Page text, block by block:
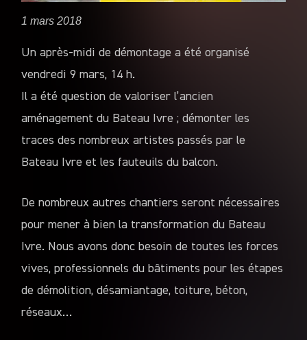
1 mars 2018
Un après-midi de démontage a été organisé
vendredi 9 mars, 14 h.
Il a été question de valoriser l’ancien
aménagement du Bateau Ivre ; démonter les
traces des nombreux artistes passés par le
Bateau Ivre et les fauteuils du balcon.
De nombreux autres chantiers seront nécessaires
pour mener à bien la transformation du Bateau
Ivre. Nous avons donc besoin de toutes les forces
vives, professionnels du bâtiments pour les étapes
de démolition, désamiantage, toiture, béton,
réseaux…